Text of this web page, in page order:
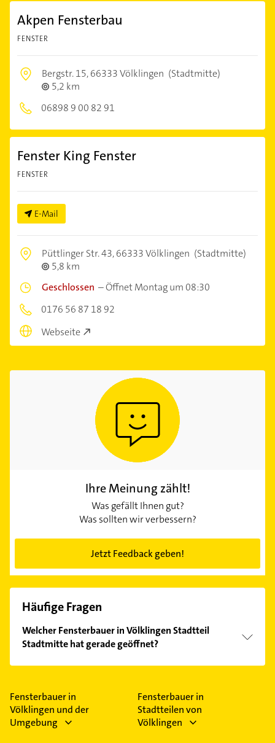
Akpen Fensterbau
FENSTER
Bergstr. 15,66333 Völklingen (Stadtmitte)
5,2 km
06898 9 00 82 91
Fenster King Fenster
FENSTER
E-Mail
Püttlinger Str. 43,66333 Völklingen (Stadtmitte)
5,8 km
Geschlossen –Öffnet Montag um 08:30
0176 56 87 18 92
Webseite
Ihre Meinung zählt!
Was gefällt Ihnen gut?
Was sollten wir verbessern?
Jetzt Feedback geben!
Häufige Fragen
Welcher Fensterbauer in Völklingen Stadtteil
Stadtmitte hat gerade geöffnet?
Im Anbieter-Bereich finden Sie alleÖffnungszeiten.
Feiertagen abweichen können.
Fensterbauer in
Völklingen und der
Umgebung
Fensterbauer in
Stadtteilen von
Völklingen